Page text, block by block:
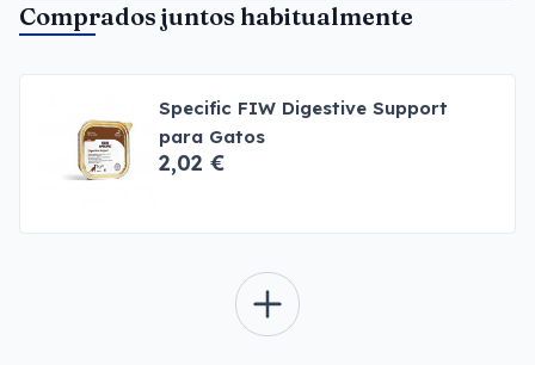
Comprados juntos habitualmente
Specific FIW Digestive Support
para Gatos
2,02 €